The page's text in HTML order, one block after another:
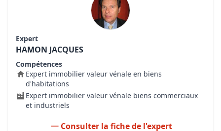
Expert
HAMON JACQUES
Compétences
Expert immobilier valeur vénale en biens
d'habitations
Expert immobilier valeur vénale biens commerciaux
et industriels
Consulter la fiche de l'expert